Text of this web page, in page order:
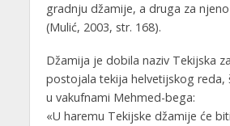
gradnju džamije, a druga za
(Mulić, 2003, str. 168).
Džamija je dobila naziv Tekijska
postojala tekija helvetijskog reda,
u vakufnami Mehmed-bega:
«U haremu Tekijske džamije će